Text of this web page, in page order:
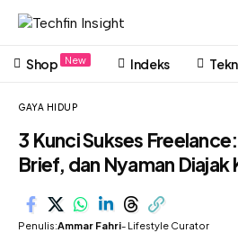
Shop New Indeks
GAYA HIDUP
3 Kunci Sukses
Brief, dan Nyaman Diajak
Penulis:Ammar Fahri- Lifestyle Curator